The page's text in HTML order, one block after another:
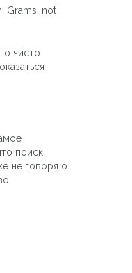
Grams, not
чисто
поиск
не говоря о